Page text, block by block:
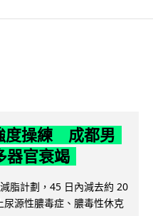
度操練 成都男
器官衰竭
脂計劃，45 日內減去約 20
源性膿毒症、膿毒性休克